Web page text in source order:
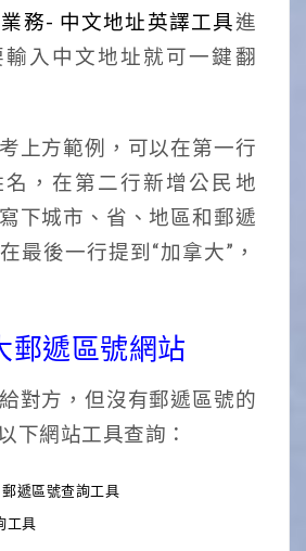
務- 中文地址英譯工具進
入中文地址就可一鍵翻
上方範例，可以在第一行
，在第二行新增公民地
下城市、省、地區和郵遞
最後一行提到“加拿大”，
郵遞區號網站
對方，但沒有郵遞區號的
下網站工具查詢：
遞區號查詢工具
工具